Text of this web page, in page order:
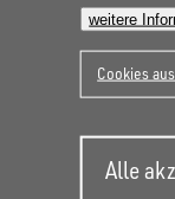
weitere
Cookies
Alle